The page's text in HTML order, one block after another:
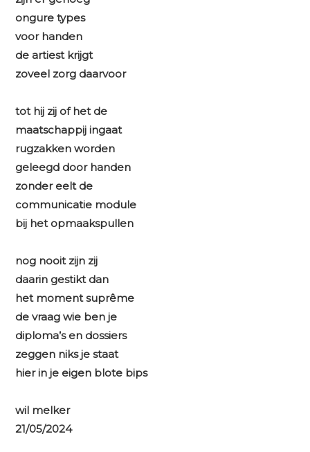
ongure types
voor handen
de artiest krijgt
zoveel zorg daarvoor
tot hij zij of het de
maatschappij ingaat
rugzakken worden
geleegd door handen
zonder eelt de
communicatie module
bij het opmaakspullen
nog nooit zijn zij
daarin gestikt dan
het moment suprême
de vraag wie ben je
diploma’s en dossiers
zeggen niks je staat
hier in je eigen blote bips
wil melker
21/05/2024